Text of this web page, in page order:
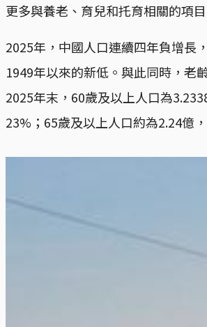
更多與養老、育兒和托育相關的項目
2025年，中國人口連續四年負增長
1949年以來的新低。與此同時，老
2025年末，60歲及以上人口為
23%；65歲及以上人口約為2.24億